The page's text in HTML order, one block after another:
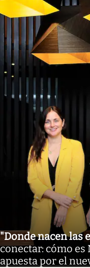
"Donde nacen las
conectar: cómo
apuesta por el